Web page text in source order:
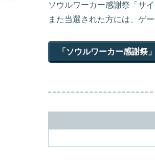
ソウルワーカー感謝祭「サ
また当選された方には、ゲ
「ソウルワーカー感謝祭